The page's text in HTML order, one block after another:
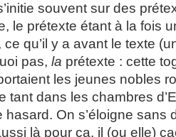
souvent sur des
le prétexte étant à la fois
ce qu’il y a avant le texte
pas, la prétexte : cette
les jeunes nobles
tant dans les chambres
hasard. On s’éloigne sans
là pour ça, il (ou elle)